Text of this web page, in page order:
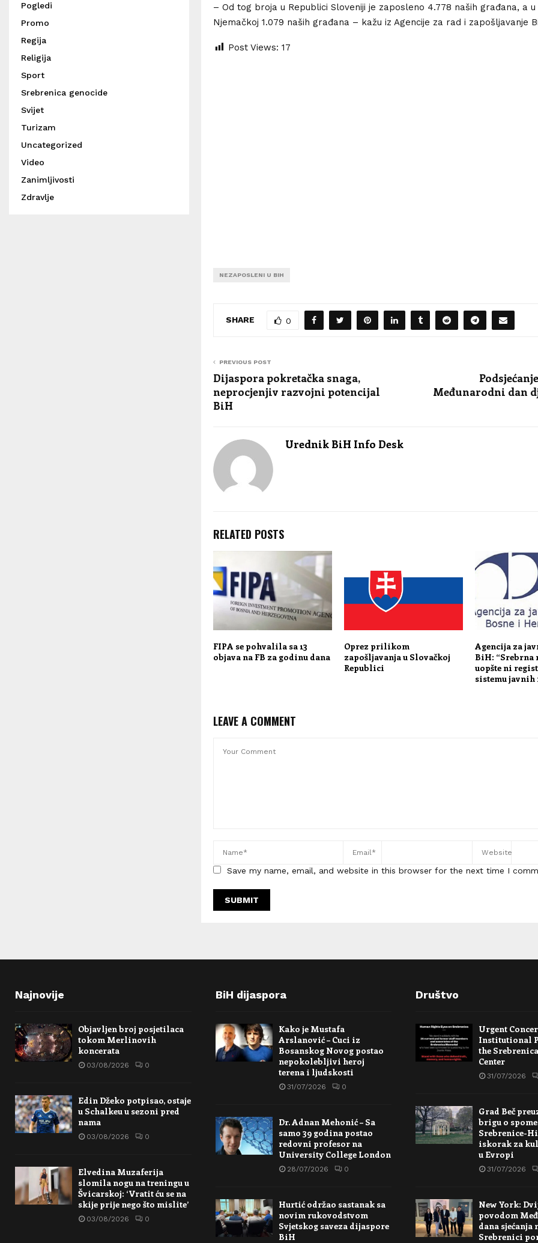
– Od tog broja u Republici Sloveniji je zaposleno 4.778 naših građana, a u
Njemačkoj 1.079 naših građana – kažu iz Agencije za rad i zapošljavanje
Post Views: 17
NEZAPOSLENI U BIH
SHARE 0
PREVIOUS POST
Dijaspora pokretačka snaga,
neprocjenjiv razvojni potencijal
BiH
Međunarodni dan
Urednik BiH Info Desk
RELATED POSTS
FIPA se pohvalila sa 13
objava na FB za godinu dana
Oprez prilikom
zapošljavanja u Slovačkoj
Republici
Agencija za
BiH: “Srebrna
uopšte ni
sistemu
LEAVE A COMMENT
Save my name, email, and website in this browser for the next time I
Pogledi
Promo
Regija
Religija
Sport
Srebrenica genocide
Svijet
Turizam
Uncategorized
Video
Zanimljivosti
Zdravlje
Najnovije
Objavljen broj posjetilaca
tokom Merlinovih
koncerata
03/08/2026 0
Edin Džeko potpisao, ostaje
u Schalkeu u sezoni pred
nama
03/08/2026 0
Elvedina Muzaferija
slomila nogu na treningu u
Švicarskoj: ‘Vratit ću se na
skije prije nego što mislite’
03/08/2026 0
BiH dijaspora
Kako je Mustafa
Arslanović – Cuci iz
Bosanskog Novog postao
nepokolebljivi heroj
terena i ljudskosti
31/07/2026 0
Dr. Adnan Mehonić – Sa
samo 39 godina postao
redovni profesor na
University College London
28/07/2026 0
Hurtić održao sastanak sa
novim rukovodstvom
Svjetskog saveza dijaspore
BiH
Društvo
Urgent
Institutional
the
Center
31/07/2026
Grad Beč
brigu o
Srebrenice-
iskorak za
u Evropi
31/07/2026
New York:
povodom
dana sjećanja
Srebrenici